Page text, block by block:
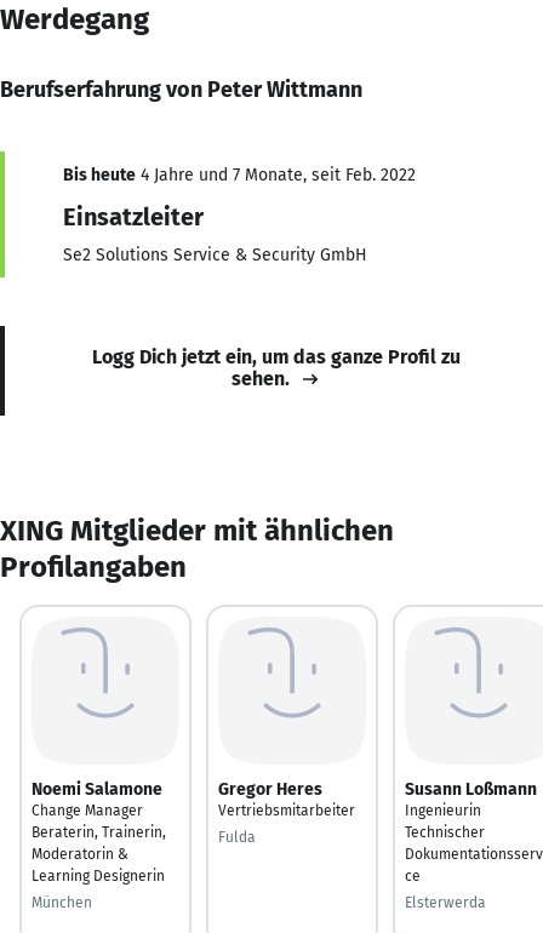
Werdegang
Berufserfahrung von Peter Wittmann
Bis heute 4 Jahre und 7 Monate, seit Feb. 2022
Einsatzleiter
Se2 Solutions Service & Security GmbH
Logg Dich jetzt ein, um das ganze Profil zu
sehen.
XING Mitglieder mit ähnlichen
Profilangaben
Noemi Salamone
Change Manager
Beraterin, Trainerin,
Moderatorin &
Learning Designerin
München
Gregor Heres
Vertriebsmitarbeiter
Fulda
Susann Loßmann
Ingenieurin
Technischer
ce
Elsterwerda